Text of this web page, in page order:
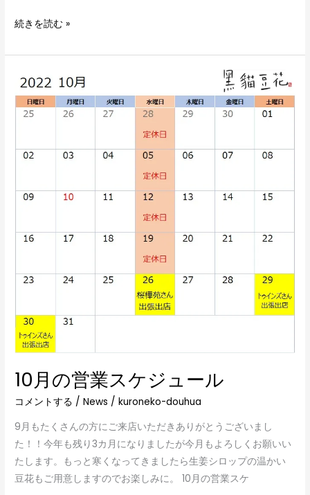
続きを読む »
10月の営業スケジュール
コメントする /News /kuroneko-douhua
9月もたくさんの方にご来店いただきありがとうございまし
た！！今年も残り3カ月になりましたが今月もよろしくお願いい
たします。もっと寒くなってきましたら生姜シロップの温かい
豆花もご用意しますのでお楽しみに。 10月の営業スケ
10
月
の
業
ジ
ー